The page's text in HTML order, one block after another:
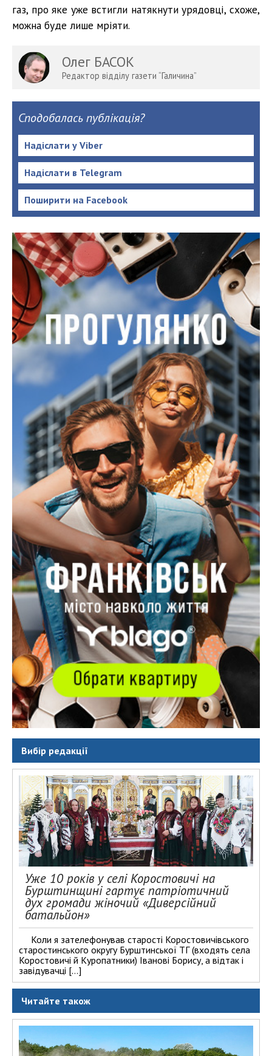
газ, про яке уже встигли натякнути урядовці, схоже,
можна буде лише мріяти.
Олег БАСОК
Редактор відділу газети “Галичина”
Сподобалась публікація?
Надіслати у Viber
Надіслати в Telegram
Поширити на Facebook
Вибір редакції
Уже 10 років у селі Коростовичі на
Бурштинщині гартує патріотичний
дух громади жіночий «Диверсійний
батальйон»
Коли я зателефонував старості Коростовичівського
старостинського округу Бурштинської ТГ (входять села
Коростовичі й Куропатники) Іванові Борису, а відтак і
завідувачці […]
Читайте також